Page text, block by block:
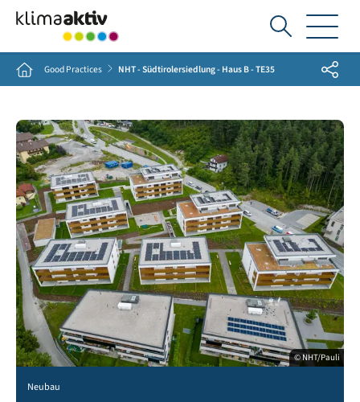
Ich
suche...
Home Good Practices NHT - Südtirolersiedlung - Haus B - TE35 Share
© NHT/Pauli
Neubau